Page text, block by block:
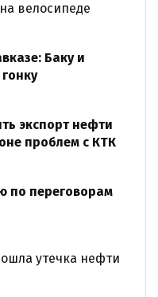
велосипеде
Баку и
экспорт нефти
проблем с КТК
по переговорам
утечка нефти